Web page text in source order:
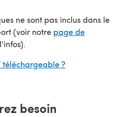
ne sont pas inclus dans le
(voir notre page de
un nouvel onglet)
téléchargeable ?
besoin